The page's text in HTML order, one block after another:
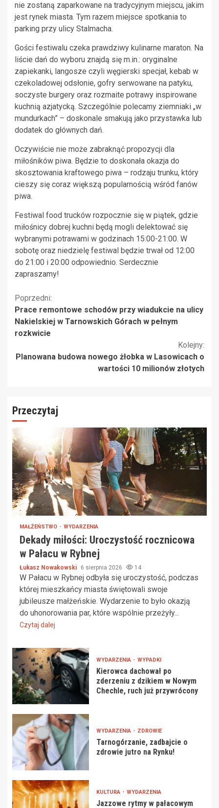
nie zostaną zaparkowane na tradycyjnym miejscu, jakim
jest rynek miasta. Tym razem miejsce spotkania to
parking przy ulicy Stalmacha.
Gości festiwalu czeka prawdziwy kulinarne maraton. Na
liście dań do wyboru znajdą się m.in.: oryginalne
zapiekanki, langosze czyli węgierski specjał, kebab w
czekoladowej odsłonie, gofry serwowane na patyku,
soczyste burgery oraz rozmaite potrawy inspirowane
kuchnią azjatycką. Szczególnie polecamy ziemniaki „w
mundurkach” – doskonale smakują jako przystawka lub
dodatek do głównych dań.
Oczywiście nie może zabraknąć propozycji dla
miłośników piwa. Będzie to doskonała okazja do
skosztowania kraftowego piwa – rodzaju trunku, który
cieszy się coraz większą popularnością wśród fanów
piwa.
Festiwal food trucków rozpocznie się w piątek, gdzie
miłośnicy dobrej kuchni będą mogli delektować się
wybranymi potrawami w godzinach 15:00-21:00. W
sobotę oraz niedzielę festiwal będzie trwał od 12:00
do 21:00 i 20:00 odpowiednio. Serdecznie
zapraszamy!
Kontynuuj
czytanie
Poprzedni:
Prace remontowe schodów przy wiadukcie na ulicy
Nakielskiej w Tarnowskich Górach w pełnym
rozkwicie
Kolejny:
Planowana budowa nowego żłobka w Lasowicach o
wartości 10 milionów złotych
Przeczytaj
MAŁŻEŃSTWO WYDARZENIA
Dekady miłości: Uroczystość rocznicowa
w Pałacu w Rybnej
Łukasz Nowakowski 6 sierpnia 2026 14
W Pałacu w Rybnej odbyła się uroczystość, podczas
której mieszkańcy miasta świętowali swoje
jubileusze małżeńskie. Wydarzenie to było okazją
do uhonorowania par, które wspólnie przeżyły...
Czytaj dalej
WYDARZENIA WYPADKI
Kierowca dachował po
zderzeniu z dzikiem w Nowym
Chechle, ruch już przywrócony
WYDARZENIA ZDROWIE
Tarnogórzanie, zadbajcie o
zdrowie jutro na Rynku!
KULTURA WYDARZENIA
Jazzowe rytmy w pałacowym